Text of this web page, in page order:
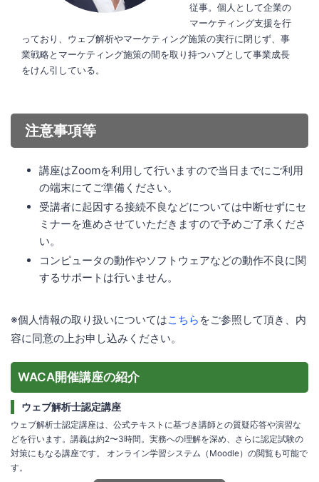
従事。個人として企業の
マーケティング支援を行
っており、ウェブ解析やマーケティング施策の実行に閉じず、事
業戦略とマーケティング施策の間を取り持つハブとして事業成長
をけん引している。
注意事項等
講座はZoomを利用して行いますので当日までにご利用
の端末にてご準備ください。
受講者に起因する接続不良などについては中断せずにセ
ミナーを進めさせていただきますので予めご了承くださ
い。
コンピュータの動作やソフトウェアなどの動作不良に関
するサポートは行いません。
※個人情報の取り扱いについてはこちら をご参照して頂き、内
容に同意の上お申し込みください。
WACA開催講座の紹介
ウェブ解析士認定講座
ウェブ解析士認定講座は、公式テキストに基づき講師との質疑応答や演習な
どを行います。講義は約2〜3時間。実務への理解を深め、さらに認定試験の
対策にもなる講座です。 オンライン学習システム（Moodle）の閲覧も可能で
す。